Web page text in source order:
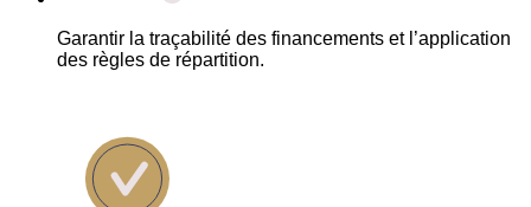
Garantir la traçabilité des financements et l’application
des règles de répartition.